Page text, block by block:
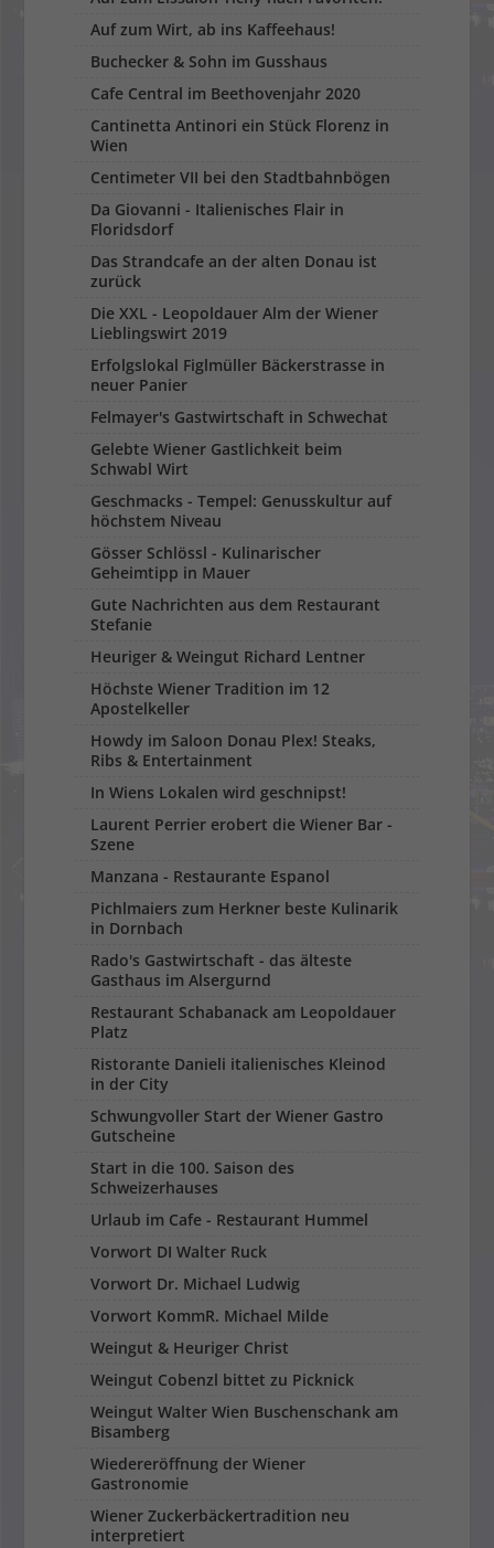
Auf zum Wirt, ab ins Kaffeehaus!
Buchecker & Sohn im Gusshaus
Cafe Central im Beethovenjahr 2020
Cantinetta Antinori ein Stück Florenz in
Wien
Centimeter VII bei den Stadtbahnbögen
Da Giovanni - Italienisches Flair in
Floridsdorf
Das Strandcafe an der alten Donau ist
zurück
Die XXL - Leopoldauer Alm der Wiener
Lieblingswirt 2019
Erfolgslokal Figlmüller Bäckerstrasse in
neuer Panier
Felmayer's Gastwirtschaft in Schwechat
Gelebte Wiener Gastlichkeit beim
Schwabl Wirt
Geschmacks - Tempel: Genusskultur auf
höchstem Niveau
Gösser Schlössl - Kulinarischer
Geheimtipp in Mauer
Gute Nachrichten aus dem Restaurant
Stefanie
Heuriger & Weingut Richard Lentner
Höchste Wiener Tradition im 12
Apostelkeller
Howdy im Saloon Donau Plex! Steaks,
Ribs & Entertainment
In Wiens Lokalen wird geschnipst!
Laurent Perrier erobert die Wiener Bar -
Szene
Manzana - Restaurante Espanol
Pichlmaiers zum Herkner beste Kulinarik
in Dornbach
Rado's Gastwirtschaft - das älteste
Gasthaus im Alsergurnd
Restaurant Schabanack am Leopoldauer
Platz
Ristorante Danieli italienisches Kleinod
in der City
Schwungvoller Start der Wiener Gastro
Gutscheine
Start in die 100. Saison des
Schweizerhauses
Urlaub im Cafe - Restaurant Hummel
Vorwort DI Walter Ruck
Vorwort Dr. Michael Ludwig
Vorwort KommR. Michael Milde
Weingut & Heuriger Christ
Weingut Cobenzl bittet zu Picknick
Weingut Walter Wien Buschenschank am
Bisamberg
Wiedereröffnung der Wiener
Gastronomie
Wiener Zuckerbäckertradition neu
interpretiert